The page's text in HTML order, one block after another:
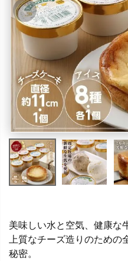
美味しい水と空気、健康な
上質なチーズ造りのため
秘密。